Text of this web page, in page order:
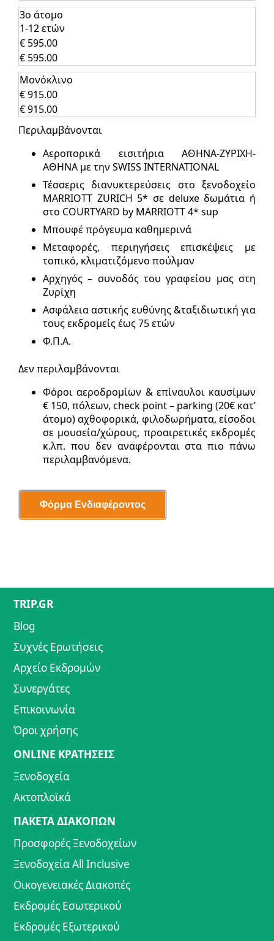
3ο άτομο
1-12 ετών
€ 595.00
€ 595.00
Μονόκλινο
€ 915.00
€ 915.00
Περιλαμβάνονται
Αεροπορικά εισιτήρια ΑΘΗΝΑ-ΖΥΡΙΧΗ-
ΑΘΗΝΑ με την SWISS INTERNATIONAL
Τέσσερις διανυκτερεύσεις στο ξενοδοχείο
MARRIOTT ZURICH 5* σε deluxe δωμάτια ή
στο COURTYARD by MARRIOTT 4* sup
Μπουφέ πρόγευμα καθημερινά
Μεταφορές, περιηγήσεις επισκέψεις με
τοπικό, κλιματιζόμενο πούλμαν
Αρχηγός – συνοδός του γραφείου μας στη
Ζυρίχη
Ασφάλεια αστικής ευθύνης &ταξιδιωτική για
τους εκδρομείς έως 75 ετών
Φ.Π.Α.
Δεν περιλαμβάνονται
Φόροι αεροδρομίων & επίναυλοι καυσίμων
€ 150, πόλεων, check point – parking (20€ κατ’
άτομο) αχθοφορικά, φιλοδωρήματα, είσοδοι
σε μουσεία/χώρους, προαιρετικές εκδρομές
κ.λπ. που δεν αναφέρονται στα πιο πάνω
περιλαμβανόμενα.
TRIP.GR
Blog
Συχνές Ερωτήσεις
Αρχείο Εκδρομών
Συνεργάτες
Επικοινωνία
Όροι χρήσης
ONLINE ΚΡΑΤΗΣΕΙΣ
Ξενοδοχεία
Ακτοπλοϊκά
ΠΑΚΕΤΑ ΔΙΑΚΟΠΩΝ
Προσφορές Ξενοδοχείων
Ξενοδοχεία All Inclusive
Οικογενειακές Διακοπές
Εκδρομές Εσωτερικού
Εκδρομές Εξωτερικού